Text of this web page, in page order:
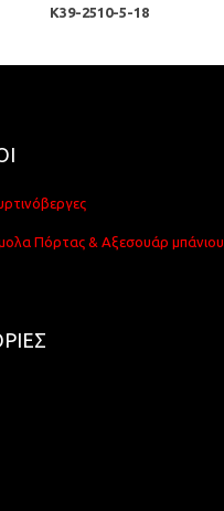
K39-2510-5-18
Πόρτας & Αξεσουάρ μπάνιου